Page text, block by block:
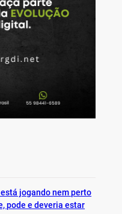
jogando nem perto
pode e deveria estar